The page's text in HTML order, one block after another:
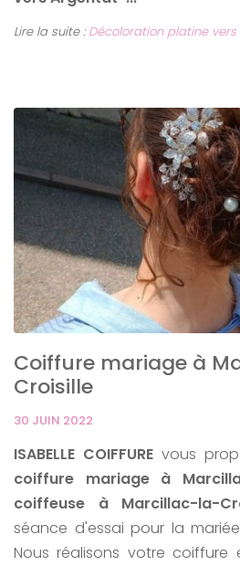
Lire la suite :Décoloration platine
Coiffure mariage à
Croisille
30 JUIN 2022
ISABELLE COIFFUREvous
coiffure mariage à
coiffeuse à Marcillac-la-
séance d'essai pour la
Nous réalisons votre